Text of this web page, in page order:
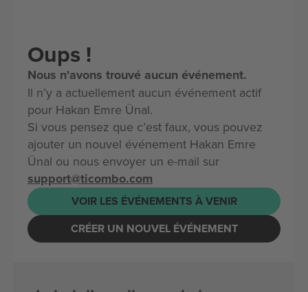
Oups !
Nous n'avons trouvé aucun événement.
Il n’y a actuellement aucun événement actif
pour Hakan Emre Ünal.
Si vous pensez que c’est faux, vous pouvez
ajouter un nouvel événement Hakan Emre
Ünal ou nous envoyer un e-mail sur
support@ticombo.com
VOIR LES ÉVÉNEMENTS À VENIR
CRÉER UN NOUVEL ÉVÉNEMENT